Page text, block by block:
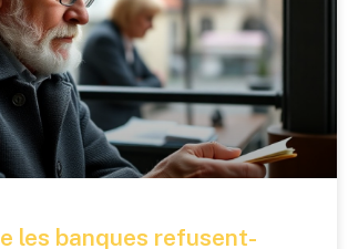
les banques refusent-